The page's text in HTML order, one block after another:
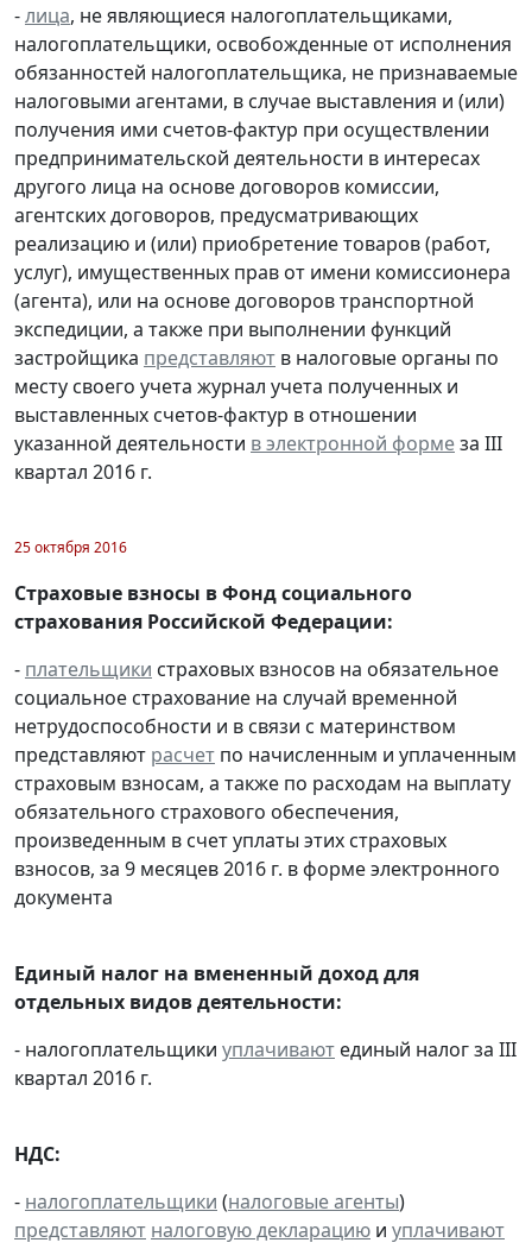
-лица, не являющиеся налогоплательщиками,
налогоплательщики, освобожденные от исполнения
обязанностей налогоплательщика, не признаваемые
налоговыми агентами, в случае выставления и (или)
получения ими счетов-фактур при осуществлении
предпринимательской деятельности в интересах
другого лица на основе договоров комиссии,
агентских договоров, предусматривающих
реализацию и (или) приобретение товаров (работ,
услуг), имущественных прав от имени комиссионера
(агента), или на основе договоров транспортной
экспедиции, а также при выполнении функций
застройщика представляют в налоговые органы по
месту своего учета журнал учета полученных и
выставленных счетов-фактур в отношении
указанной деятельности в электронной формеза III
квартал 2016 г.
25 октября 2016
Страховые взносы в Фонд социального
страхования Российской Федерации:
- плательщики страховых взносов на обязательное
социальное страхование на случай временной
нетрудоспособности и в связи с материнством
представляют расчет по начисленным и уплаченным
страховым взносам, а также по расходам на выплату
обязательного страхового обеспечения,
произведенным в счет уплаты этих страховых
взносов, за 9 месяцев 2016 г. в форме электронного
документа
Единый налог на вмененный доход для
отдельных видов деятельности:
- налогоплательщики уплачивают единый налог за III
квартал 2016 г.
НДС:
- налогоплательщики (налоговые агенты)
представляют налоговую декларацию и уплачивают